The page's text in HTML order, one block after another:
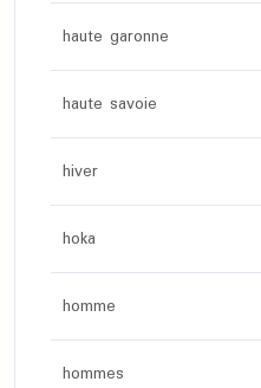
haute garonne
haute savoie
hiver
hoka
homme
hommes